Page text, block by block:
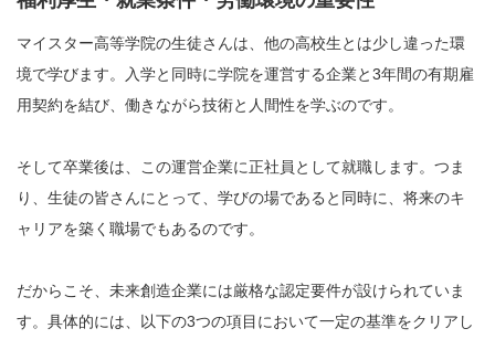
マイスター高等学院の生徒さんは、他の高校生とは少し違った環
境で学びます。入学と同時に学院を運営する企業と3年間の有期雇
用契約を結び、働きながら技術と人間性を学ぶのです。
そして卒業後は、この運営企業に正社員として就職します。つま
り、生徒の皆さんにとって、学びの場であると同時に、将来のキ
ャリアを築く職場でもあるのです。
だからこそ、未来創造企業には厳格な認定要件が設けられていま
す。具体的には、以下の3つの項目において一定の基準をクリアし